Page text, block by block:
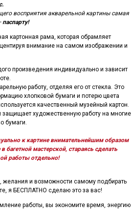
восприятия акварельной картины самая
паспарту!
картонная рама, которая обрамляет
внимание на самом изображении и
произведения индивидуально и зависит
работу, отделяя его от стекла. Это
хлопковой бумаги и потерю цвета
качественный музейный картон.
художественную работу на многие
бумаги.
к картине внимательнейшим образом
багетной мастерской, стараясь сделать
работы отдельно!
желания и возможности самому подбирать
я БЕСПЛАТНО сделаю это за вас!
работы, вы экономите время, энергию